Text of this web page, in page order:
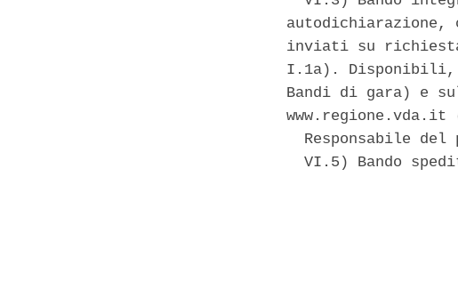
inviati su
I.1a). Disponibili,
Bandi di gara) e
Responsabile del
VI.5) Bando